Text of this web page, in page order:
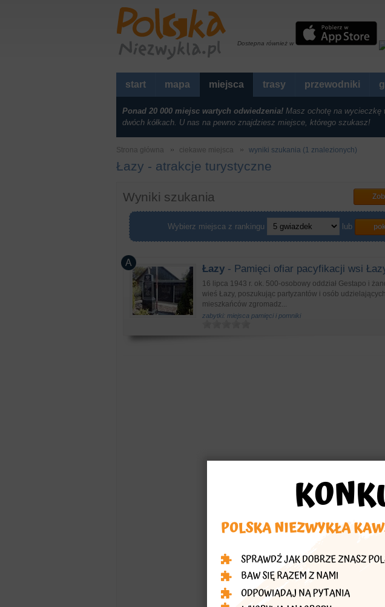
Dostepna również w
start mapa miejsca trasy przewodniki
Ponad 20 000 miejsc wartych odwiedzenia! Masz ochotę na wycieczkę
dwóch kółkach. U nas na pewno znajdziesz miejsce, którego szukasz!
Strona główna ciekawe miejsca wyniki szukania (1 znalezionych)
Łazy - atrakcje turystyczne
Wyniki szukania
Wybierz miejsca z rankingu lub
Łazy - Pamięci ofiar pacyfikacji wsi
16 lipca 1943 r. ok. 500-osobowy oddział Gestapo i
wieś Łazy, poszukując partyzantów i osób
mieszkańców zgromadz...
zabytki: miejsca pamięci i pomniki